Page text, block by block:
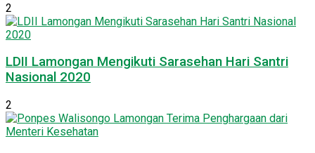
2
LDII Lamongan Mengikuti Sarasehan Hari Santri
Nasional 2020
2